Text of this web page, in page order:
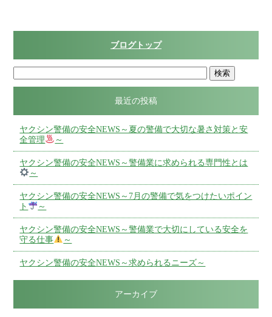
ブログトップ
最近の投稿
ヤクシン警備の安全NEWS～夏の警備で大切な暑さ対策と安
全管理
～
ヤクシン警備の安全NEWS～警備業に求められる専門性とは
～
ヤクシン警備の安全NEWS～7月の警備で気をつけたいポイン
ト
～
ヤクシン警備の安全NEWS～警備業で大切にしている安全を
守る仕事
～
ヤクシン警備の安全NEWS～求められるニーズ～
アーカイブ